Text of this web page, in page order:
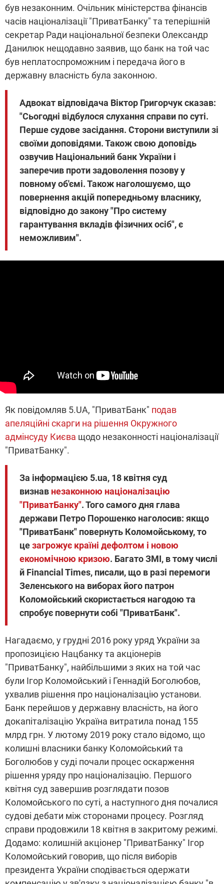
був незаконним. Очільник міністерства фінансів
часів націоналізації "ПриватБанку" та теперішній
секретар Ради національної безпеки Олександр
Данилюк нещодавно заявив, що банк на той час
був неплатоспроможним і передача його в
державну власність була законною.
Адвокат відповідача Віктор Григорчук сказав:
"Сьогодні відбулося слухання справи по суті.
Перше судове засідання. Сторони виступили зі
своїми доповідями. Також свою доповідь
озвучив Національний банк України і
заперечив проти задоволення позову у
повному об'ємі. Також наголошуємо, що
повернення акцій попередньому власнику,
відповідно до закону "Про систему
гарантування вкладів фізичних осіб", є
неможливим".
Як повідомляв 5.UA, "ПриватБанк" подав
апеляційні скарги на рішення Окружного
адмінсуду Києва щодо незаконності націоналізації
"ПриватБанку".
За інформацією 5.ua, 18 квітня суд
визнав незаконною націоналізацію
"ПриватБанку". Того самого дня глава
держави Петро Порошенко наголосив: якщо
"ПриватБанк" повернуть Коломойському, то
цезагрожує країні дефолтом і новою
економічною кризою. Багато ЗМІ, в тому числі
й Financial Times, писали, що в разі перемоги
Зеленського на виборах його патрон
Коломойський скористається нагодою та
спробує повернути собі "ПриватБанк".
Нагадаємо, у грудні 2016 року уряд України за
пропозицією Нацбанку та акціонерів
"ПриватБанку", найбільшими з яких на той час
були Ігор Коломойський і Геннадій Боголюбов,
ухвалив рішення про націоналізацію установи.
Банк перейшов у державну власність, на його
докапіталізацію Україна витратила понад 155
млрд грн. У лютому 2019 року стало відомо, що
колишні власники банку Коломойський та
Боголюбов у суді почали процес оскарження
рішення уряду про націоналізацію. Першого
квітня суд завершив розглядати позов
Коломойського по суті, а наступного дня почалися
судові дебати між сторонами процесу. Розгляд
справи продовжили 18 квітня в закритому режимі.
Додамо: колишній акціонер "ПриватБанку" Ігор
Коломойський говорив, що після виборів
президента України сподівається одержати